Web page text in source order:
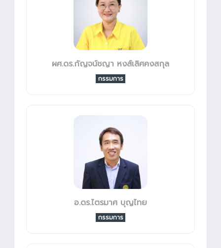
ผศ.ดร.กัญจน์ชญา หงส์เลิศคงสกุล
กรรมการ
อ.ดร.ไตรมาศ บุญไทย
กรรมการ